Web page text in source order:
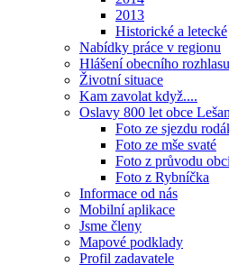
2013
Historické a letecké
Nabídky práce v regionu
Hlášení obecního rozhlasu
Životní situace
Kam zavolat když....
Oslavy 800 let obce
Foto ze sjezdu
Foto ze mše svaté
Foto z průvodu
Foto z Rybníčka
Informace od nás
Mobilní aplikace
Jsme členy
Mapové podklady
Profil zadavatele